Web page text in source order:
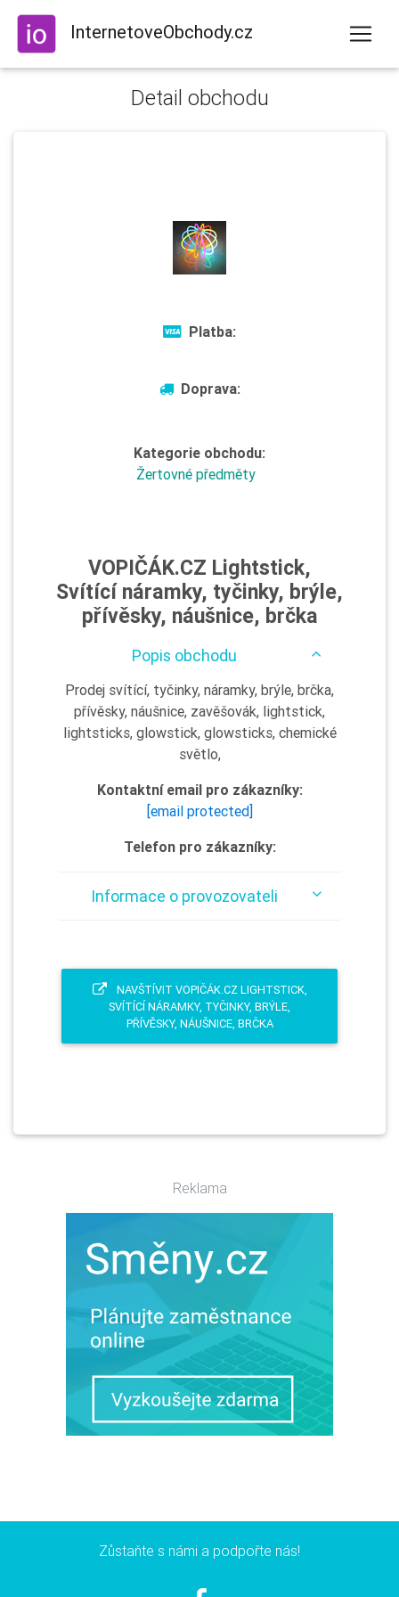
InternetoveObchody.cz
Detail obchodu
Platba:
Doprava:
Kategorie obchodu:
Žertovné předměty
VOPIČÁK.CZ Lightstick,
Svítící náramky, tyčinky, brýle,
přívěsky, náušnice, brčka
Popis obchodu
Prodej svítící, tyčinky, náramky, brýle, brčka,
přívěsky, náušnice, zavěšovák, lightstick,
lightsticks, glowstick, glowsticks, chemické
světlo,
Kontaktní email pro zákazníky:
[email protected]
Telefon pro zákazníky:
Informace o provozovateli
NAVŠTÍVIT VOPIČÁK.CZ LIGHTSTICK,
SVÍTÍCÍ NÁRAMKY, TYČINKY, BRÝLE,
PŘÍVĚSKY, NÁUŠNICE, BRČKA
Reklama
Zůstaňte s námi a podpořte nás!